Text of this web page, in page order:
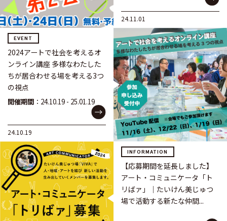
24.11.01
EVENT
2024アートで社会を考えるオ
ンライン講座 多様なわたした
ちが居合わせる場を考える3つ
の視点
開催期間 ：24.10.19 - 25.01.19
24.10.19
INFORMATION
【応募期間を延長しました】
アート・コミュニケータ「ト
リばァ」｜たいけん美じゅつ
場で活動する新たな仲間...